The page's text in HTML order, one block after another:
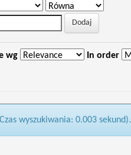
wg In order
wyszukiwania: 0.003 sekund).